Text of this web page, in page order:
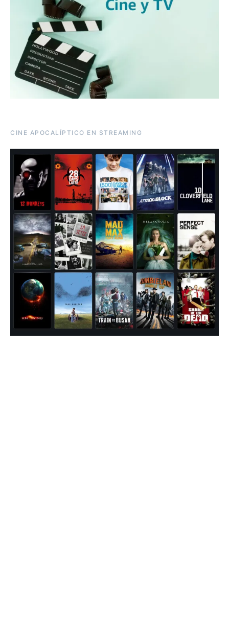
CINE APOCALÍPTICO EN STREAMING